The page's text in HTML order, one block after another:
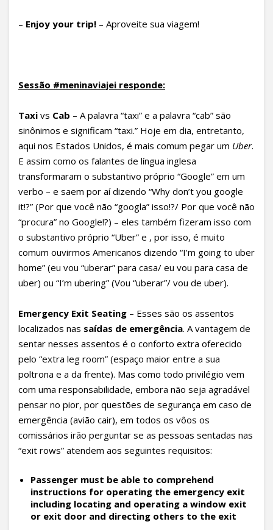
– Enjoy your trip! – Aproveite sua viagem!
Sessão #meninaviajei responde:
Taxi vs Cab – A palavra “taxi” e a palavra “cab” são
sinônimos e significam “taxi.” Hoje em dia, entretanto,
aqui nos Estados Unidos, é mais comum pegar um Uber.
E assim como os falantes de língua inglesa
transformaram o substantivo próprio “Google” em um
verbo – e saem por aí dizendo “Why don’t you google
it!?” (Por que você não “googla” isso!?/ Por que você não
“procura” no Google!?) – eles também fizeram isso com
o substantivo próprio “Uber” e , por isso, é muito
comum ouvirmos Americanos dizendo “I’m going to uber
home” (eu vou “uberar” para casa/ eu vou para casa de
uber) ou “I’m ubering” (Vou “uberar”/ vou de uber).
Emergency Exit Seating – Esses são os assentos
localizados nas saídas de emergência. A vantagem de
sentar nesses assentos é o conforto extra oferecido
pelo “extra leg room” (espaço maior entre a sua
poltrona e a da frente). Mas como todo privilégio vem
com uma responsabilidade, embora não seja agradável
pensar no pior, por questões de segurança em caso de
emergência (avião cair), em todos os vôos os
comissários irão perguntar se as pessoas sentadas nas
“exit rows” atendem aos seguintes requisitos:
Passenger must be able to comprehend
instructions for operating the emergency exit
including locating and operating a window exit
or exit door and directing others to the exit